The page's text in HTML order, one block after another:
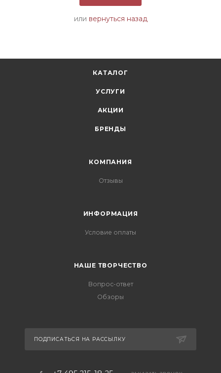
или вернуться назад
КАТАЛОГ
УСЛУГИ
АКЦИИ
БРЕНДЫ
КОМПАНИЯ
Отзывы
ИНФОРМАЦИЯ
Условие оплаты
НАШЕ ТВОРЧЕСТВО
Вопрос-ответ
Обзоры
ПОДПИСАТЬСЯ НА РАССЫЛКУ